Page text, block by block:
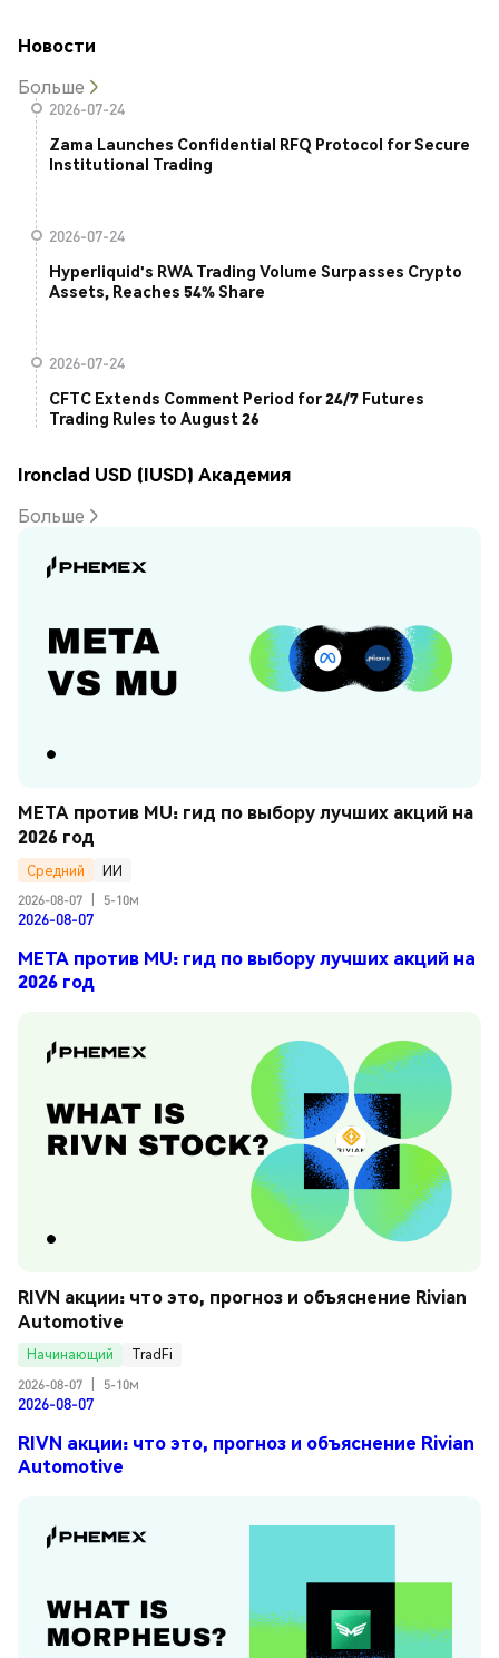
Новости
Больше
2026-07-24
Zama Launches Confidential RFQ Protocol for Secure
Institutional Trading
2026-07-24
Hyperliquid's RWA Trading Volume Surpasses Crypto
Assets, Reaches 54% Share
2026-07-24
CFTC Extends Comment Period for 24/7 Futures
Trading Rules to August 26
Ironclad USD (IUSD) Академия
Больше
META против MU: гид по выбору лучших акций на
2026 год
Средний
ИИ
2026-08-07
5-10м
2026-08-07
META против MU: гид по выбору лучших акций на
2026 год
RIVN акции: что это, прогноз и объяснение Rivian
Automotive
Начинающий
TradFi
2026-08-07
5-10м
2026-08-07
RIVN акции: что это, прогноз и объяснение Rivian
Automotive